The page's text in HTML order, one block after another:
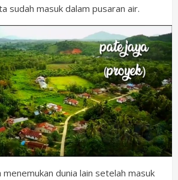
sudah masuk dalam pusaran air.
dunia lain setelah masuk